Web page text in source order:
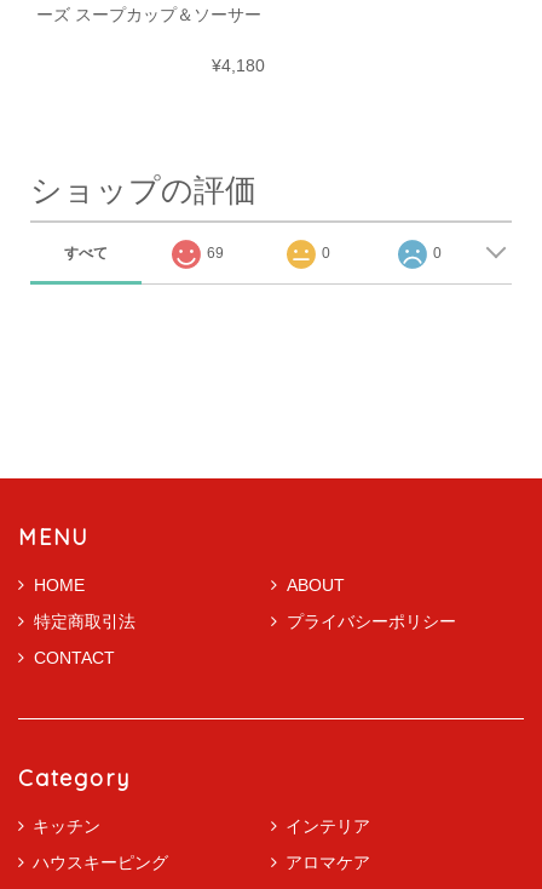
ーズ スープカップ＆ソーサー
¥4,180
ショップの評価
すべて 69 0 0
MENU
HOME
ABOUT
特定商取引法
プライバシーポリシー
CONTACT
Category
キッチン
インテリア
ハウスキーピング
アロマケア